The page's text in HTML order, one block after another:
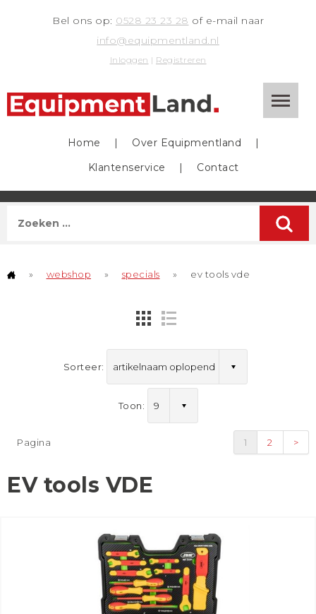
Bel ons op: 0528 23 23 28 of e-mail naar
info@equipmentland.nl
Inloggen | Registreren
Home | Over Equipmentland
|
Klantenservice
| Contact
» webshop » specials » ev tools vde
Sorteer:
Toon:
1 2 >
Pagina
EV tools VDE